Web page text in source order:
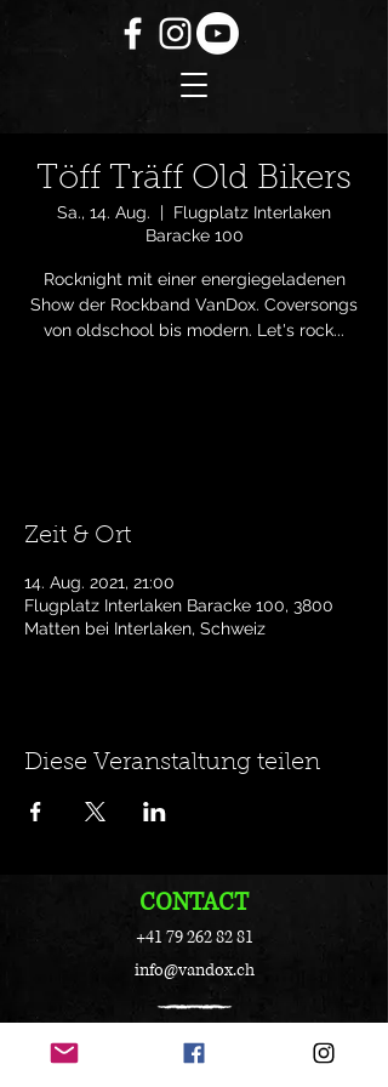
Töff Träff Old Bikers
Sa., 14. Aug.
  |
Flugplatz Interlaken
Baracke 100
Rocknight mit einer energiegeladenen
Show der Rockband VanDox. Coversongs
von oldschool bis modern. Let's rock...
Zeit & Ort
14. Aug. 2021, 21:00
Flugplatz Interlaken Baracke 100, 3800
Matten bei Interlaken, Schweiz
Diese Veranstaltung teilen
CONTACT
+41 79 262 82 81
info@vandox.ch
Folge uns: